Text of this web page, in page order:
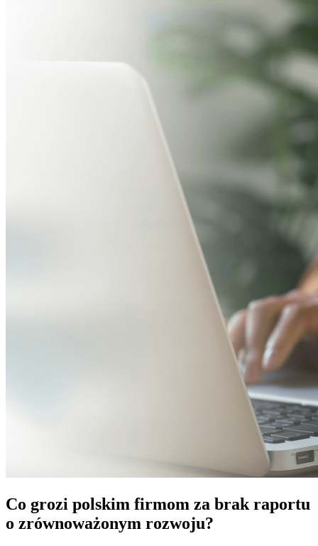
Co grozi polskim firmom za brak raportu
o zrównoważonym rozwoju?